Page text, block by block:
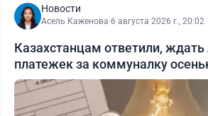
Новости
Асель Каженова·6 августа 2026 г., 20:02
Казахстанцам ответили,
платежек за коммуналку